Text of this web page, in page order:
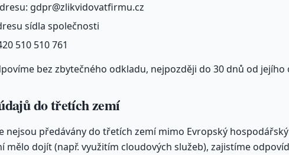
gdpr@zlikvidovatfirmu.cz
sídla společnosti
510 510 761
bez zbytečného odkladu, nejpozději do 30 dnů od jejího
do třetích zemí
nejsou předávány do třetích zemí mimo Evropský
mělo dojít (např. využitím cloudových služeb), zajistíme